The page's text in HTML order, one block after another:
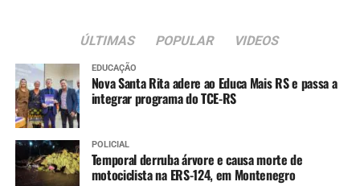
ÚLTIMAS POPULAR VIDEOS
EDUCAÇÃO
Nova Santa Rita adere ao Educa Mais RS e passa a
integrar programa do TCE-RS
POLICIAL
Temporal derruba árvore e causa morte de
motociclista na ERS-124, em Montenegro